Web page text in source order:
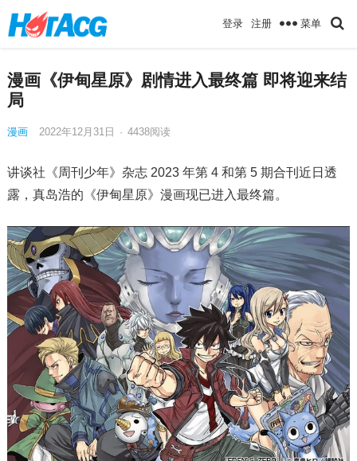
登录 注册 菜单
漫画《伊甸星原》剧情进入最终篇 即将迎来结
局
漫画 2022年12月31日 · 4438阅读
讲谈社《周刊少年》杂志 2023 年第 4 和第 5 期合刊近日透
露，真岛浩的《伊甸星原》漫画现已进入最终篇。